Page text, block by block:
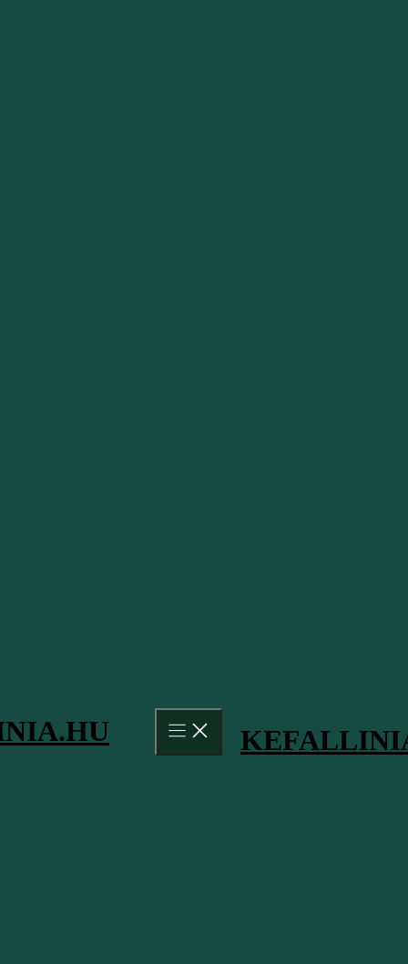
érdemelte ki. A tengerpart igazi különlegessége páratlan
A Xi beach Kefalonia szigetének egyik legjellegzetesebb és
kefalóniai Xi a képekről első pillantásra azonnal felismerhető
2026.04.27.
Az egyik legszebb görög sziget látványához nagyban
Görögországban sokan nem csupán nyugalmáért és